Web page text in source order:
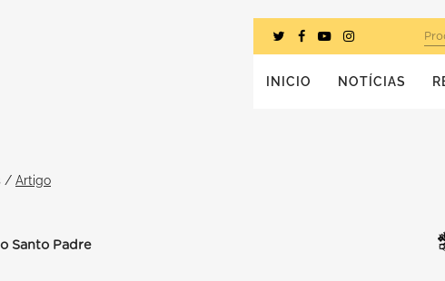
INICIO NOTÍCIAS
/ Artigo
Santo Padre